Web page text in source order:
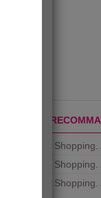
PRODUITS
Aujourdhui
Aujourdhui
Aujourdhui